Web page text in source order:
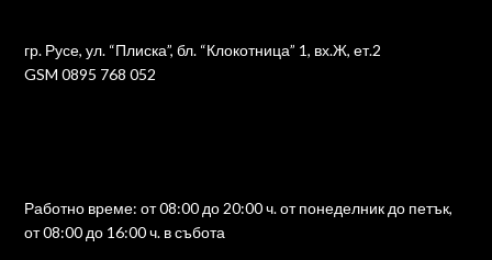
гр. Русе, ул. “Плиска”, бл. “Клокотница” 1, вх.Ж, ет.2
GSM 0895 768 052
Работно време: от 08:00 до 20:00 ч. от понеделник до петък,
от 08:00 до 16:00 ч. в събота